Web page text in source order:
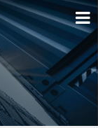
首
关